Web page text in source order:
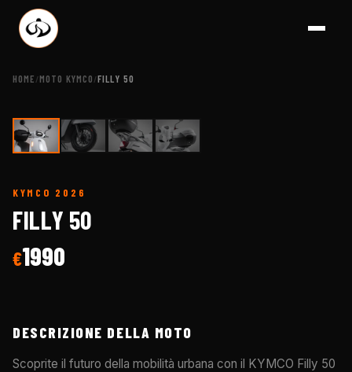
HOME /MOTO KYMCO /FILLY 50
KYMCO 2026
FILLY 50
€1990
DESCRIZIONE DELLA MOTO
Scoprite il futuro della mobilità urbana con il KYMCO Filly 50